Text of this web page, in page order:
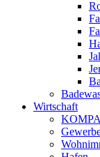
Wirtschaft